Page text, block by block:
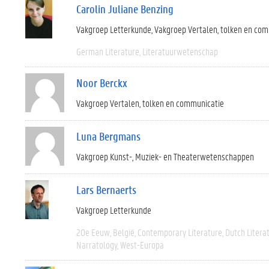
Carolin Juliane Benzing
Vakgroep Letterkunde Vakgroep Vertalen, tolken en
German Literature Literatuurwetenschap
Noor Berckx
Vakgroep Vertalen, tolken en communicatie
Luna Bergmans
Vakgroep Kunst-, Muziek- en Theaterwetenschappen
Lars Bernaerts
Vakgroep Letterkunde
20e Eeuw België Contemporary Literature Dutch
Narratology West-Europa